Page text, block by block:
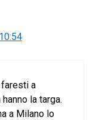
a
la targa.
a Milano lo